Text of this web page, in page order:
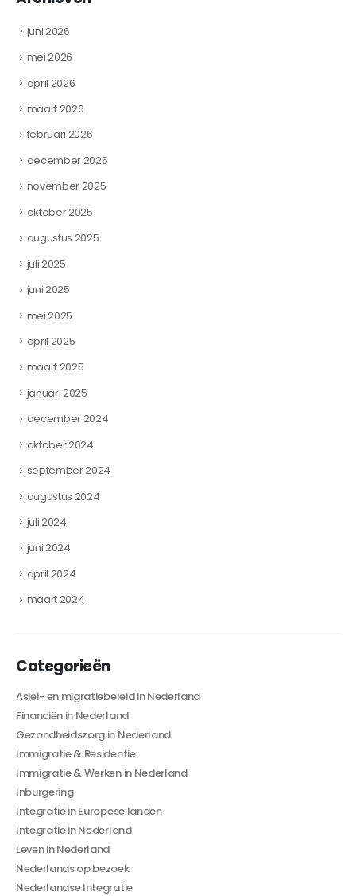
juni 2026
mei 2026
april 2026
maart 2026
februari 2026
december 2025
november 2025
oktober 2025
augustus 2025
juli 2025
juni 2025
mei 2025
april 2025
maart 2025
januari 2025
december 2024
oktober 2024
september 2024
augustus 2024
juli 2024
juni 2024
april 2024
maart 2024
Categorieën
Asiel- en migratiebeleid in Nederland
Financiën in Nederland
Gezondheidszorg in Nederland
Immigratie & Residentie
Immigratie & Werken in Nederland
Inburgering
Integratie in Europese landen
Integratie in Nederland
Leven in Nederland
Nederlands op bezoek
Nederlandse Integratie